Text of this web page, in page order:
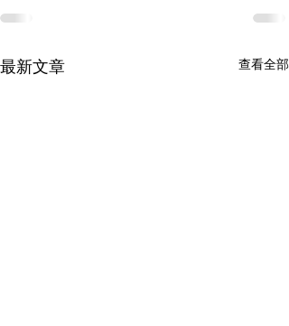
最新文章 查看全部